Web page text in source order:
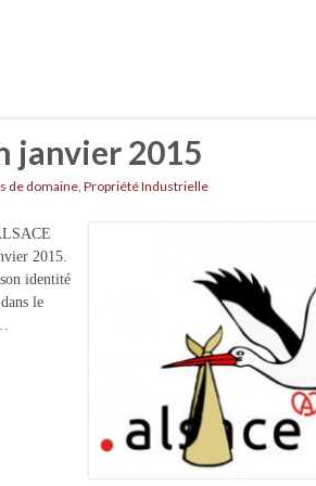
janvier 2015
de domaine, Propriété Industrielle
2015.
identité
le